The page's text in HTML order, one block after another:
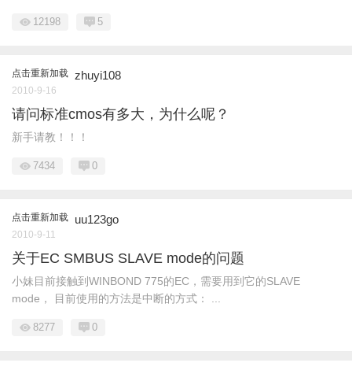
12198 5
点击重新加载 zhuyi108
2010-9-16
请问标准cmos有多大，为什么呢？
新手请教！！！
7434 0
点击重新加载 uu123go
2010-9-11
关于EC SMBUS SLAVE mode的问题
小妹目前接触到WINBOND 775的EC，需要用到它的SLAVE
mode， 目前使用的方法是中断的方式： ...
8277 0